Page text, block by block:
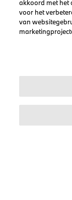
LEGAL
Over stichd
akkoord met het
voor het
van